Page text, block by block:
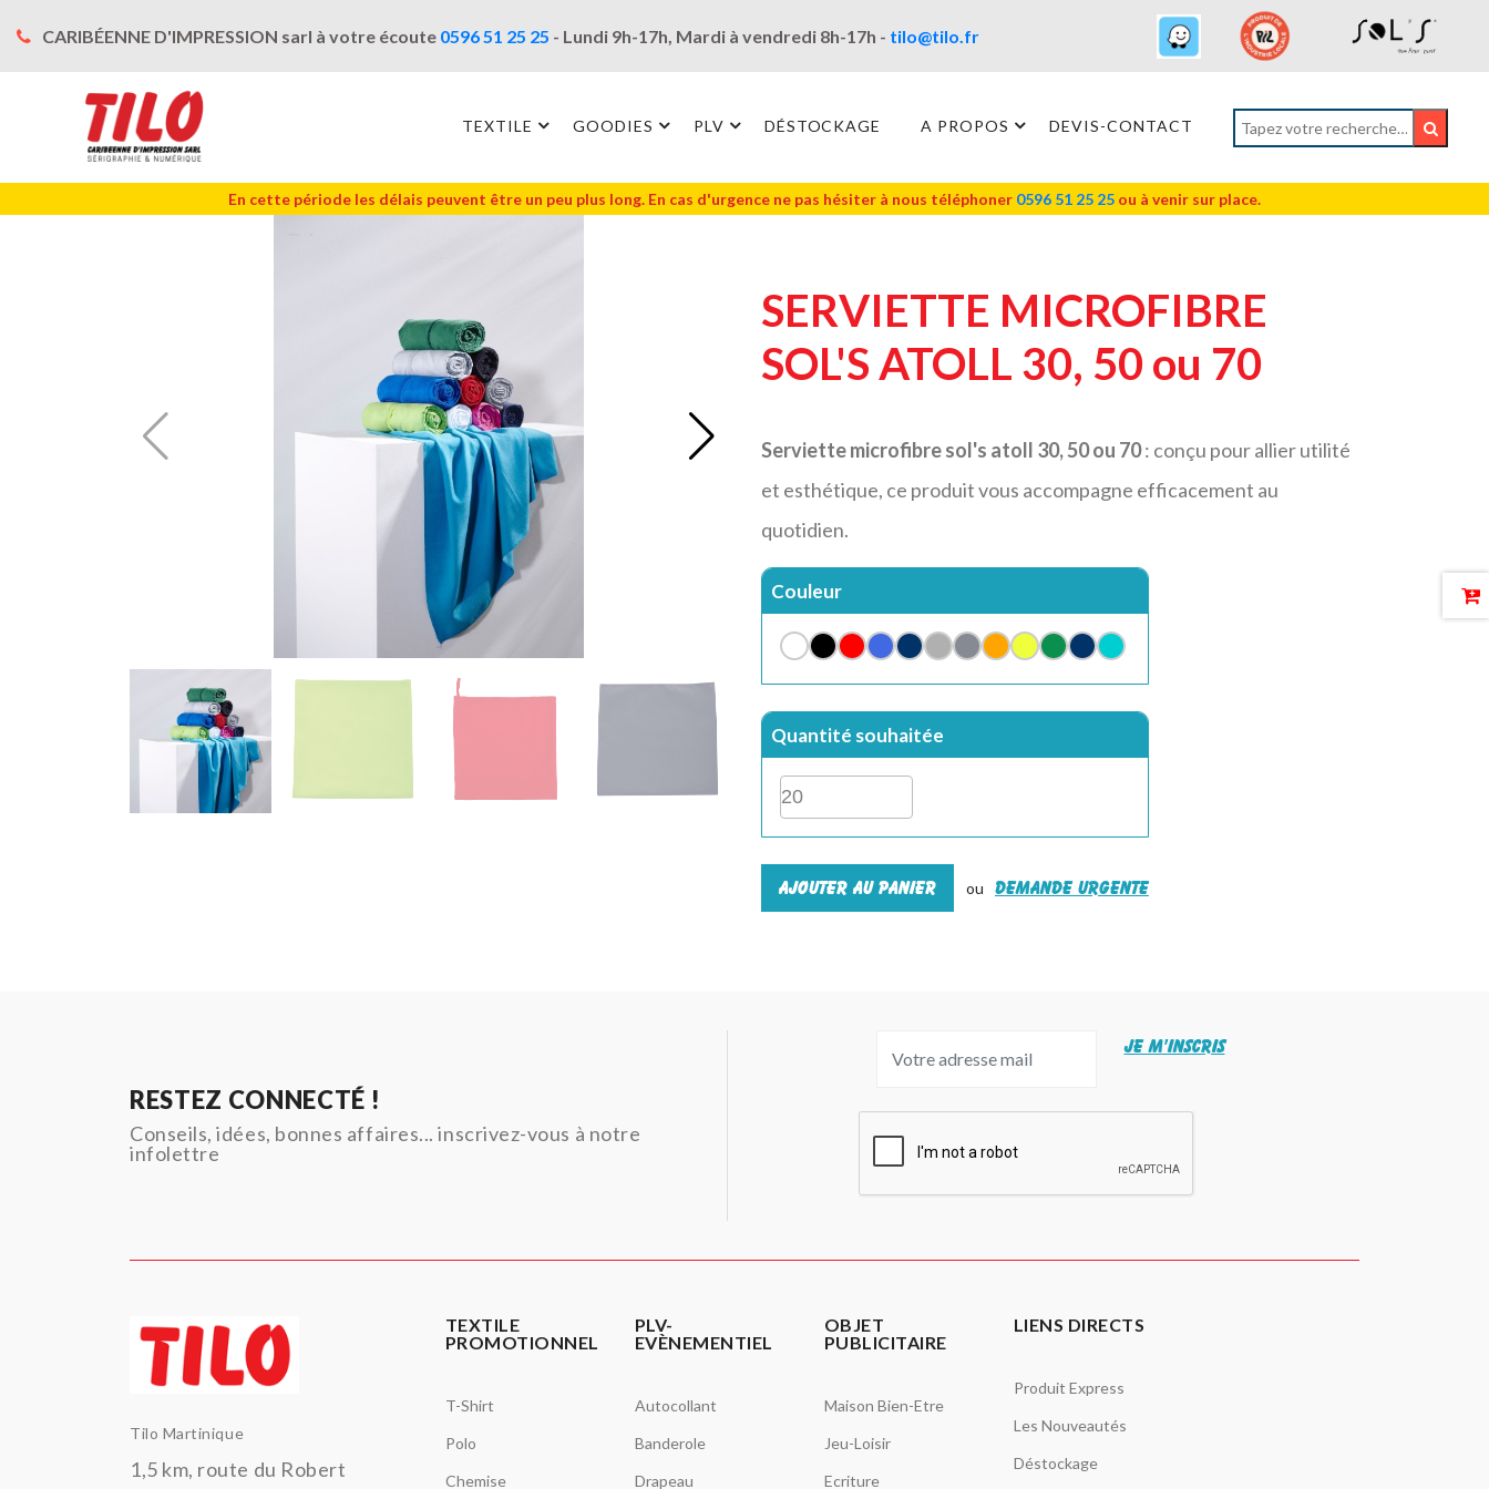
CARIBÉENNE D'IMPRESSION sarl à votre écoute 0596 51 25 25 - Lundi 9h-17h, Mardi à vendredi 8h-17h - tilo@tilo.fr
TEXTILE GOODIES PLV DÉSTOCKAGE A PROPOS DEVIS-CONTACT
En cette période les délais peuvent être un peu plus long. En cas d'urgence ne pas hésiter à nous téléphoner 0596 51 25 25 ou à venir sur place.
SERVIETTE MICROFIBRE
SOL'S ATOLL 30, 50 ou 70
Serviette microfibre sol's atoll 30, 50 ou 70: conçu pour allier utilité
et esthétique, ce produit vous accompagne efficacement au
quotidien.
Couleur
Quantité souhaitée
Ajouter au panier ou Demande urgente
RESTEZ CONNECTÉ !
Conseils, idées, bonnes affaires... inscrivez-vous à notre
infolettre
JE M'INSCRIS
Tilo Martinique
1,5 km, route du Robert
TEXTILE
PROMOTIONNEL
T-Shirt
Polo
Chemise
PLV-
EVÈNEMENTIEL
Autocollant
Banderole
Drapeau
OBJET
PUBLICITAIRE
Maison Bien-Etre
Jeu-Loisir
Ecriture
LIENS DIRECTS
Produit Express
Les Nouveautés
Déstockage